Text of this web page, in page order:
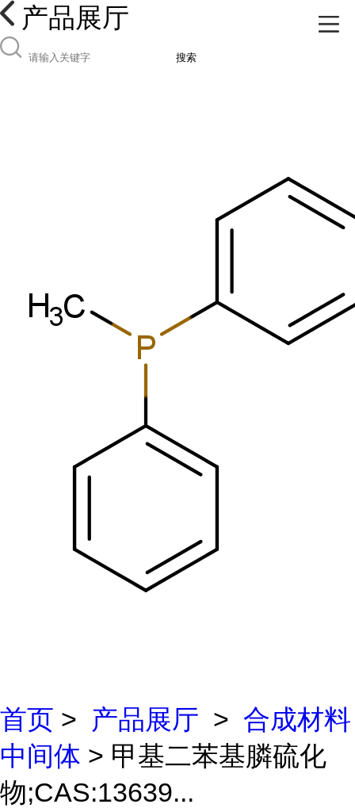
产品展厅
搜索
首页 > 产品展厅 > 合成材料
中间体 > 甲基二苯基膦硫化
物;CAS:13639...